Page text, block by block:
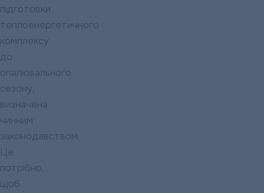
підготовки
теплоенергетичного
комплексу
до
опалювального
сезону,
визначена
чинним
законодавством.
Це
потрібно,
щоб